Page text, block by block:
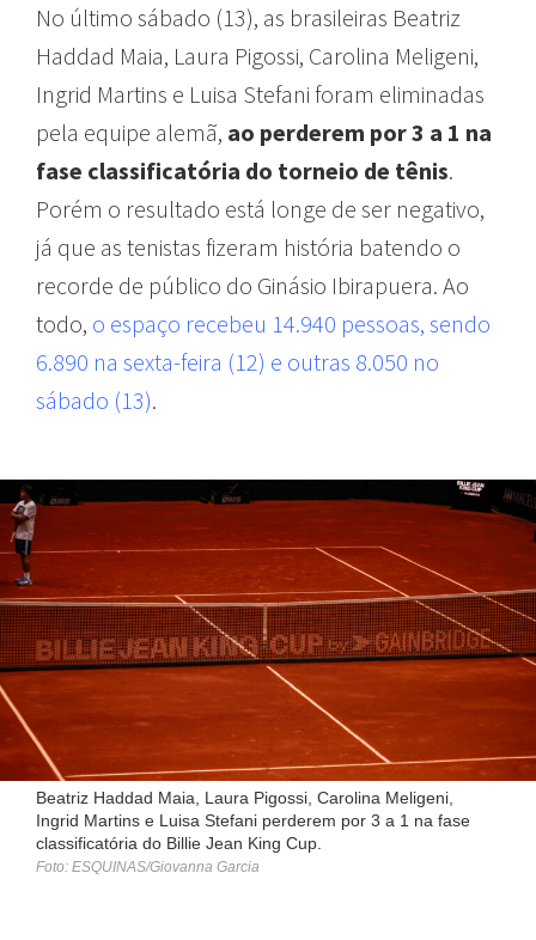
No último sábado (13), as brasileiras Beatriz
Haddad Maia, Laura Pigossi, Carolina Meligeni,
Ingrid Martins e Luisa Stefani foram eliminadas
pela equipe alemã, ao perderem por 3 a 1 na
fase classificatória do torneio de tênis.
Porém o resultado está longe de ser negativo,
já que as tenistas fizeram história batendo o
recorde de público do Ginásio Ibirapuera. Ao
todo, o espaço recebeu 14.940 pessoas, sendo
6.890 na sexta-feira (12) e outras 8.050 no
sábado (13).
Beatriz Haddad Maia, Laura Pigossi, Carolina Meligeni,
Ingrid Martins e Luisa Stefani perderem por 3 a 1 na fase
classificatória do Billie Jean King Cup.
Foto: ESQUINAS/Giovanna Garcia